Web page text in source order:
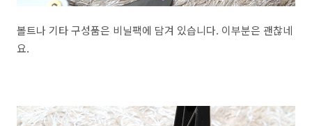
볼트나 기타 구성품은 비닐팩에 담겨 있습니다. 이부분은 괜찮네
요.